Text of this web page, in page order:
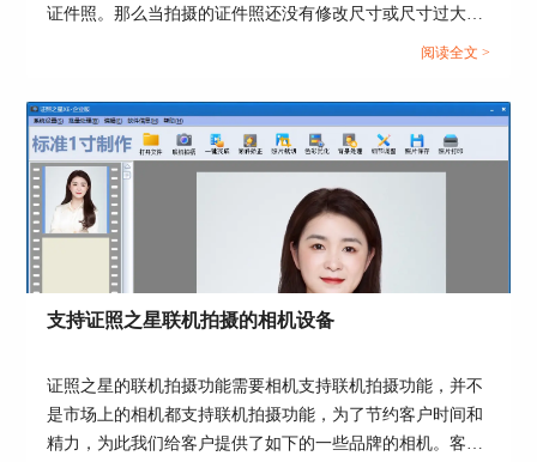
证件照。那么当拍摄的证件照还没有修改尺寸或尺寸过大
时，可以使用证照之星来修改成一寸照片并进行排版打印。
打印排版怎么设置。...
阅读全文 >
支持证照之星联机拍摄的相机设备
证照之星的联机拍摄功能需要相机支持联机拍摄功能，并不
是市场上的相机都支持联机拍摄功能，为了节约客户时间和
精力，为此我们给客户提供了如下的一些品牌的相机。客户